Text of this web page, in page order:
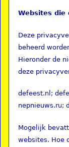
Websites die
Deze
beheerd
Hieronder de
deze
defeest.nl;
nepnieuws.ru;
Mogelijk
websites. Hoe